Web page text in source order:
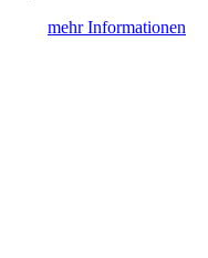
mehr Informationen